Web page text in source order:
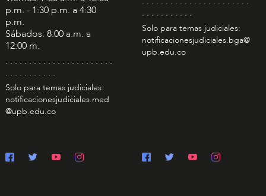
p.m. - 1:30 p.m. a 4:30
p.m.
Sábados: 8:00 a.m. a
12:00 m.
. . . . . . . . . . . . . . . . . . . . . . .
. . . . . . . . . . .
Solo para temas judiciales:
notificacionesjudiciales.med
@upb.edu.co
. . . . . . . . . . .
Solo para temas judiciales:
notificacionesjudiciales.bga@
upb.edu.co